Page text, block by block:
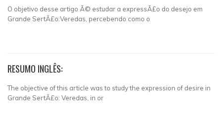
O objetivo desse artigo Ã© estudar a expressÃ£o do desejo em
Grande SertÃ£o:Veredas, percebendo como o
RESUMO INGLÊS:
The objective of this article was to study the expression of desire in
Grande SertÃ£o: Veredas, in or